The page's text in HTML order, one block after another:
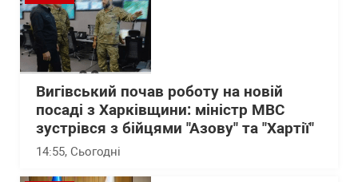
Вигівський почав роботу на новій
посаді з Харківщини: міністр МВС
зустрівся з бійцями "Азову" та "Хартії"
14:55, Сьогодні